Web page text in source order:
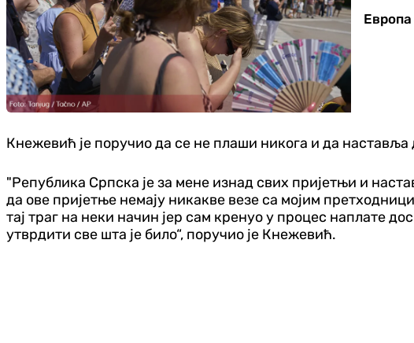
Кнежевић је поручио да се не плаши никога и да наставља
"Република Српска је за мене изнад свих пријетњи и
да ове пријетње немају никакве везе са мојим
тај траг на неки начин јер сам кренуо у процес наплате
утврдити све шта је било“, поручио је Кнежевић.